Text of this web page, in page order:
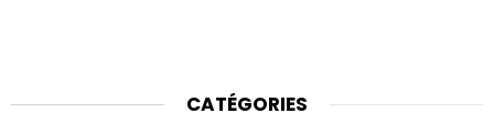
CATÉGORIES